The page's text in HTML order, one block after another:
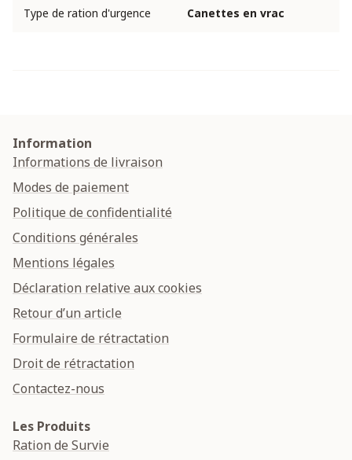
Type de ration d'urgence Canettes en vrac
Information
Informations de livraison
Modes de paiement
Politique de confidentialité
Conditions générales
Mentions légales
Déclaration relative aux cookies
Retour d’un article
Formulaire de rétractation
Droit de rétractation
Contactez-nous
Les Produits
Ration de Survie